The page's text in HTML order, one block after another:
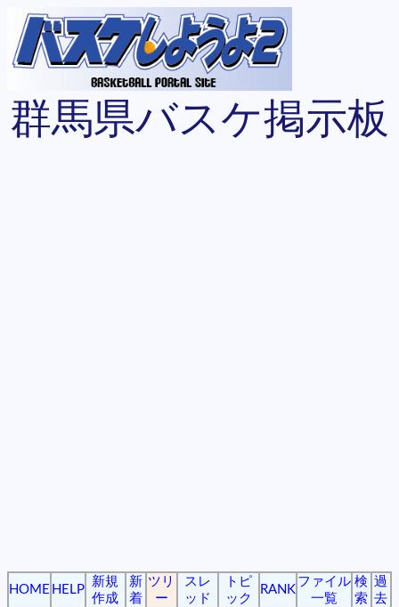
群馬県バスケ掲示板
HOME HELP
新規
作成
新
着
ツリ
ー
スレ
ッド
トピ
ック
RANK
ファイル
一覧
検
索
過
去